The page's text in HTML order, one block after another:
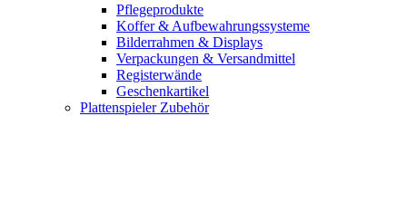
Pflegeprodukte
Koffer & Aufbewahrungssysteme
Bilderrahmen & Displays
Verpackungen & Versandmittel
Registerwände
Geschenkartikel
Plattenspieler Zubehör